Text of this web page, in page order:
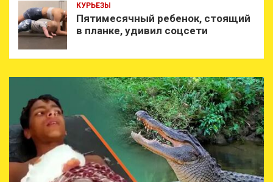
КУРЬЕЗЫ
Пятимесячный ребенок, стоящий
в планке, удивил соцсети